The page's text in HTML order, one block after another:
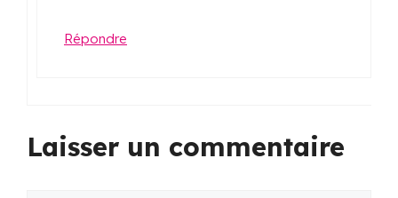
Répondre
Laisser un commentaire